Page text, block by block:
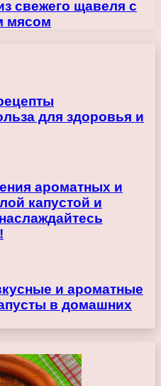
свежего щавеля с
мясом
для здоровья и
ароматных и
капустой и
и ароматные
в домашних